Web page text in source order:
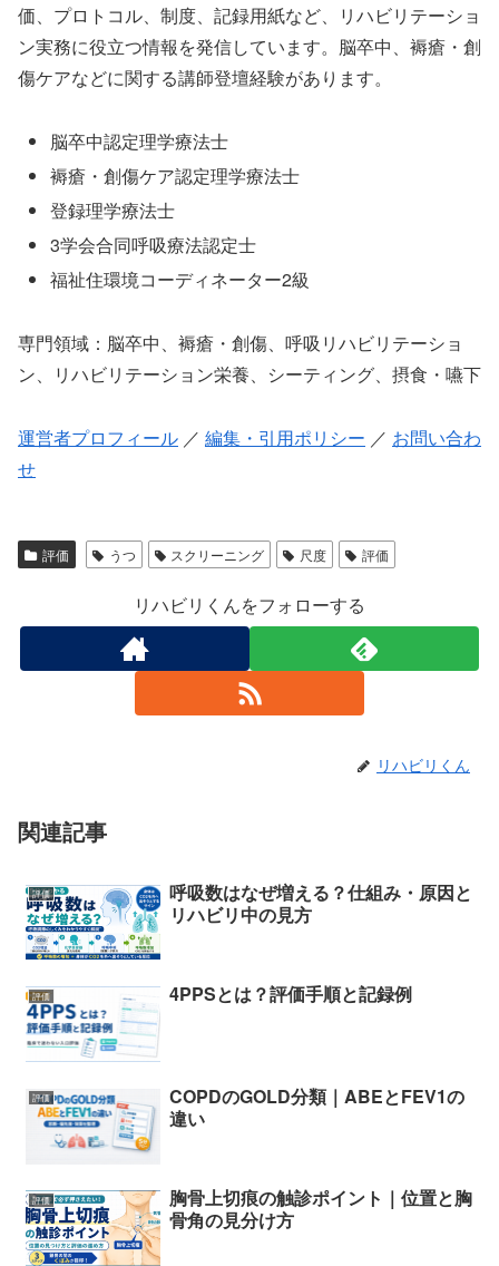
価、プロトコル、制度、記録用紙など、リハビリテーショ
ン実務に役立つ情報を発信しています。脳卒中、褥瘡・創
傷ケアなどに関する講師登壇経験があります。
脳卒中認定理学療法士
褥瘡・創傷ケア認定理学療法士
登録理学療法士
3学会合同呼吸療法認定士
福祉住環境コーディネーター2級
専門領域：脳卒中、褥瘡・創傷、呼吸リハビリテーショ
ン、リハビリテーション栄養、シーティング、摂食・嚥下
運営者プロフィール ／ 編集・引用ポリシー ／ お問い合わ
せ
評価 うつ スクリーニング 尺度 評価
リハビリくんをフォローする
リハビリくん
関連記事
評価
呼吸数はなぜ増える？仕組み・原因と
リハビリ中の見方
評価 4PPSとは？評価手順と記録例
評価
COPDのGOLD分類｜ABEとFEV1の
違い
評価
胸骨上切痕の触診ポイント｜位置と胸
骨角の見分け方